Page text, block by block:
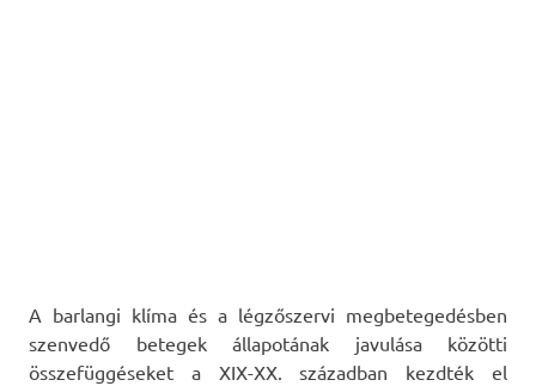
A barlangi klíma és a légzőszervi megbetegedésben
szenvedő betegek állapotának javulása közötti
összefüggéseket a XIX-XX. században kezdték el